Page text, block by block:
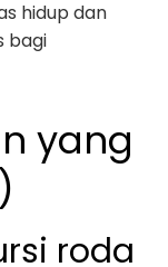
hidup dan
bagi
yang
roda